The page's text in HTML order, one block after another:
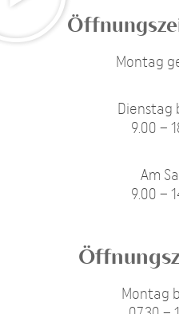
Montag
Dienstag
9.00 –
Am
9.00 –
Montag